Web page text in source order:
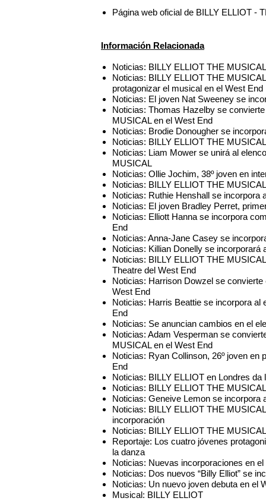
Página web oficial de BILLY ELLIOT -
Información Relacionada
Noticias: BILLY ELLIOT THE
Noticias: BILLY ELLIOT THE
protagonizar el musical en el West End
Noticias: El joven Nat Sweeney se
Noticias: Thomas Hazelby se
MUSICAL en el West End
Noticias: Brodie Donougher se
Noticias: BILLY ELLIOT THE
Noticias: Liam Mower se unirá al
MUSICAL
Noticias: Ollie Jochim, 38º joven en
Noticias: BILLY ELLIOT THE
Noticias: Ruthie Henshall se incorpora
Noticias: El joven Bradley Perret,
Noticias: Elliott Hanna se incorpora
End
Noticias: Anna-Jane Casey se
Noticias: Killian Donelly se incorporará
Noticias: BILLY ELLIOT THE
Theatre del West End
Noticias: Harrison Dowzel se convierte
West End
Noticias: Harris Beattie se incorpora al
End
Noticias: Se anuncian cambios en el
Noticias: Adam Vesperman se
MUSICAL en el West End
Noticias: Ryan Collinson, 26º joven en
End
Noticias: BILLY ELLIOT en Londres
Noticias: BILLY ELLIOT THE
Noticias: Geneive Lemon se incorpora
Noticias: BILLY ELLIOT THE
incorporación
Noticias: BILLY ELLIOT THE
Reportaje: Los cuatro jóvenes
la danza
Noticias: Nuevas incorporaciones en
Noticias: Dos nuevos “Billy Elliot” se
Noticias: Un nuevo joven debuta en el
Musical: BILLY ELLIOT